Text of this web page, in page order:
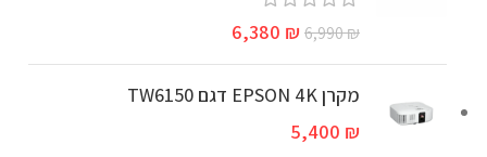
6,990₪
6,380 ₪
מקרן EPSON 4K דגם TW6150
5,400 ₪